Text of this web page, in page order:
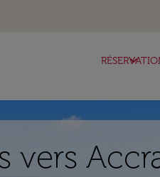
keyboard_arrow_down
vers